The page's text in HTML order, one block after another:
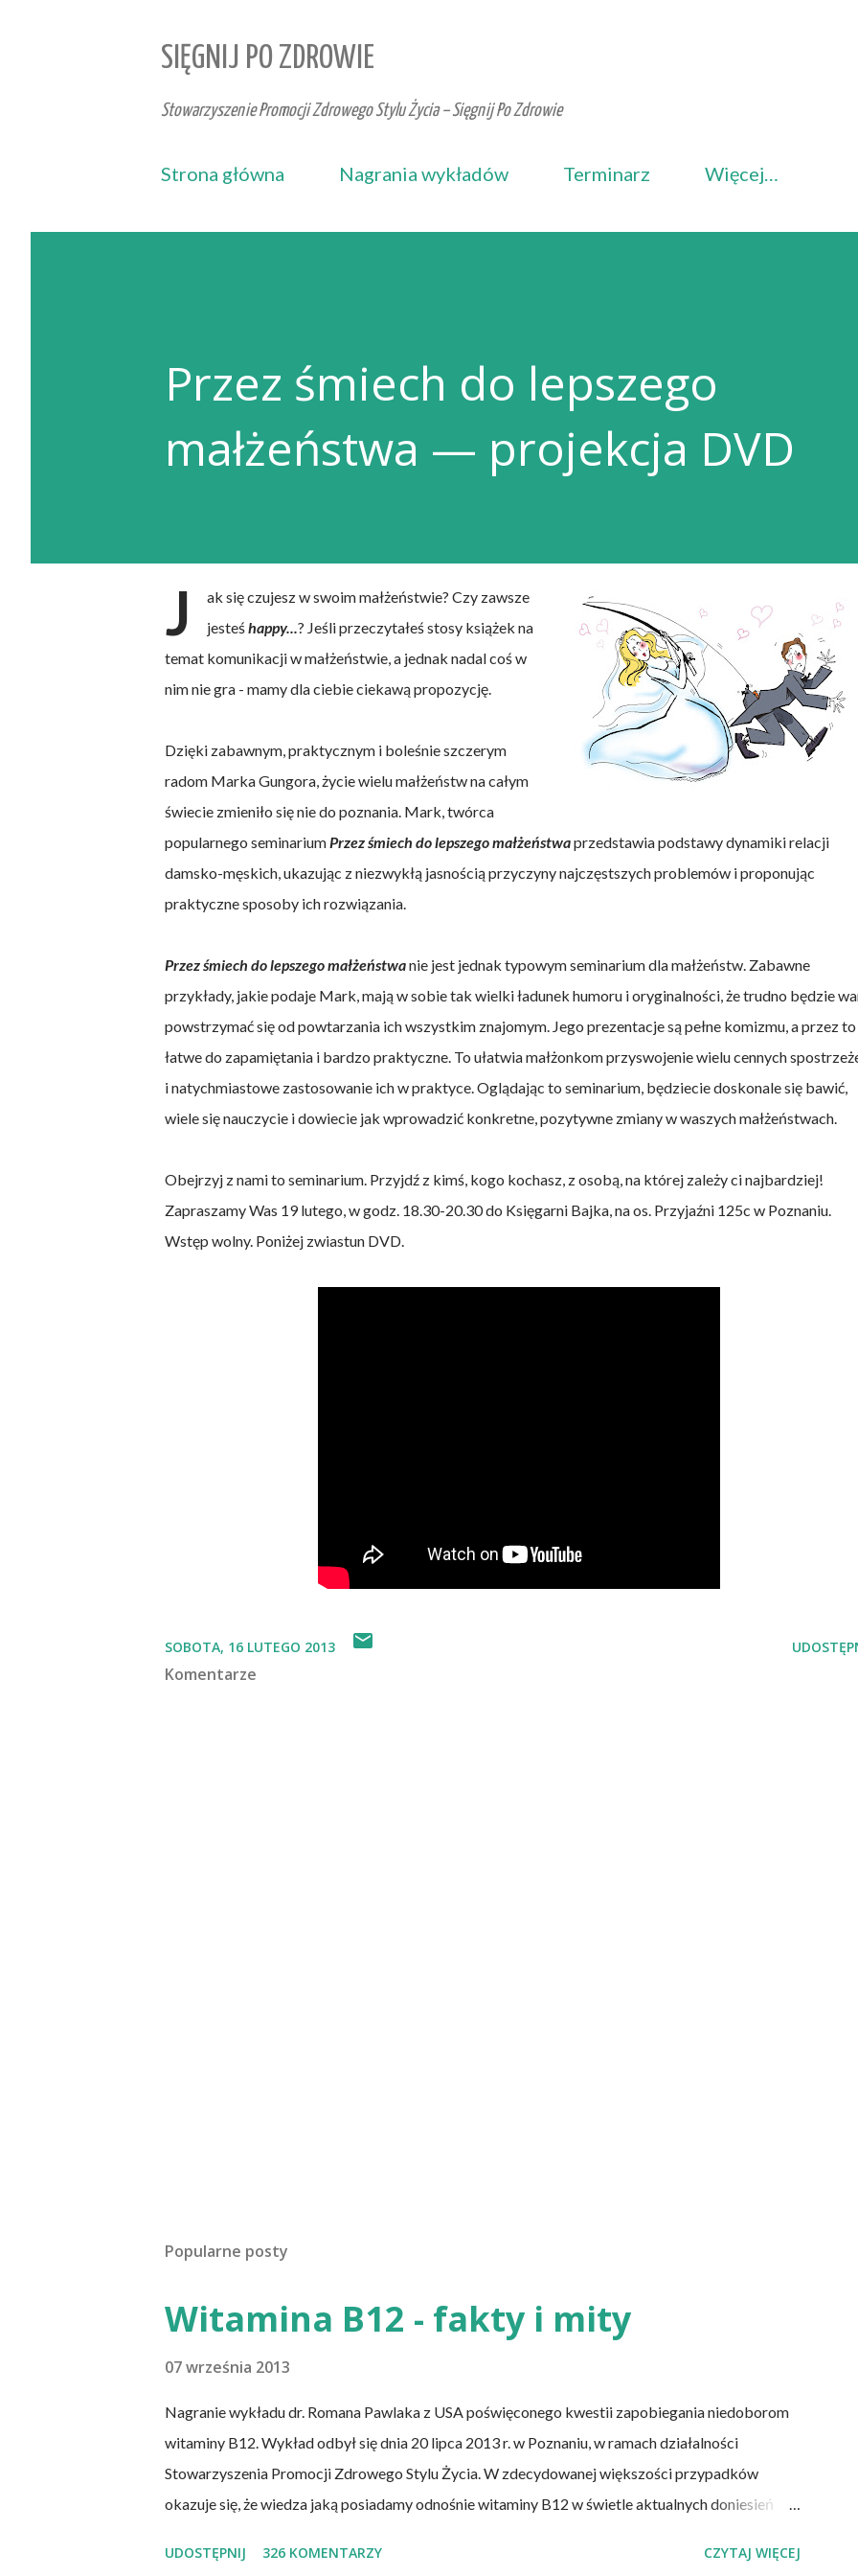
SIĘGNIJ PO ZDROWIE
Stowarzyszenie Promocji Zdrowego Stylu Życia – Sięgnij Po Zdrowie
Strona główna Nagrania wykładów Terminarz Więcej…
Przez śmiech do lepszego
małżeństwa — projekcja DVD
J
ak się czujesz w swoim małżeństwie? Czy zawsze
jesteśhappy...? Jeśli przeczytałeś stosy książek na
temat komunikacji w małżeństwie, a jednak nadal coś w
nim nie gra - mamy dla ciebie ciekawą propozycję.
Dzięki zabawnym, praktycznym i boleśnie szczerym
radom Marka Gungora, życie wielu małżeństw na całym
świecie zmieniło się nie do poznania. Mark, twórca
popularnego seminariumPrzez śmiech do lepszego małżeństwaprzedstawia podstawy dynamiki relacji
damsko-męskich, ukazując z niezwykłą jasnością przyczyny najczęstszych problemów i proponując
praktyczne sposoby ich rozwiązania.
Przez śmiech do lepszego małżeństwanie jest jednak typowym seminarium dla małżeństw. Zabawne
przykłady, jakie podaje Mark, mają w sobie tak wielki ładunek humoru i oryginalności, że trudno będzie
powstrzymać się od powtarzania ich wszystkim znajomym. Jego prezentacje są pełne komizmu, a przez to
łatwe do zapamiętania i bardzo praktyczne. To ułatwia małżonkom przyswojenie wielu cennych
i natychmiastowe zastosowanie ich w praktyce. Oglądając to seminarium, będziecie doskonale się bawić,
wiele się nauczycie i dowiecie jak wprowadzić konkretne, pozytywne zmiany w waszych małżeństwach.
Obejrzyj z nami to seminarium. Przyjdź z kimś, kogo kochasz, z osobą, na której zależy ci najbardziej!
Zapraszamy Was 19 lutego, w godz. 18.30-20.30 do Księgarni Bajka, na os. Przyjaźni 125c w Poznaniu.
Wstęp wolny. Poniżej zwiastun DVD.
SOBOTA, 16 LUTEGO 2013
Komentarze
Popularne posty
Witamina B12 - fakty i mity
07 września 2013
Nagranie wykładu dr. Romana Pawlaka z USA poświęconego kwestii zapobiegania niedoborom
witaminy B12. Wykład odbył się dnia 20 lipca 2013 r. w Poznaniu, w ramach działalności
Stowarzyszenia Promocji Zdrowego Stylu Życia. W zdecydowanej większości przypadków
okazuje się, że wiedza jaką posiadamy odnośnie witaminy B12 w świetle aktualnych doniesień
świecie. W grupie osób narażonych na jej niedobór znajdują się miedzy innymi weganie (ludzie,
UDOSTĘPNIJ 326 KOMENTARZY CZYTAJ WIĘCEJ